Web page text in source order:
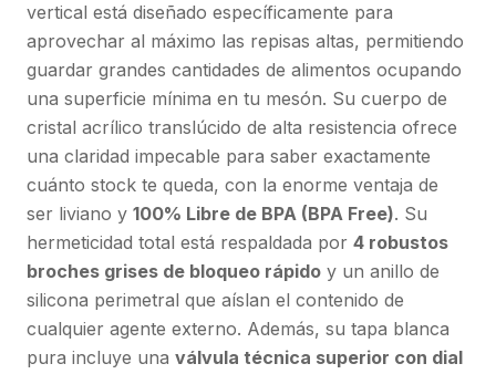
vertical está diseñado específicamente para
aprovechar al máximo las repisas altas, permitiendo
guardar grandes cantidades de alimentos ocupando
una superficie mínima en tu mesón. Su cuerpo de
cristal acrílico translúcido de alta resistencia ofrece
una claridad impecable para saber exactamente
cuánto stock te queda, con la enorme ventaja de
ser liviano y 100% Libre de BPA (BPA Free). Su
hermeticidad total está respaldada por 4 robustos
broches grises de bloqueo rápido y un anillo de
silicona perimetral que aíslan el contenido de
cualquier agente externo. Además, su tapa blanca
pura incluye una válvula técnica superior con dial